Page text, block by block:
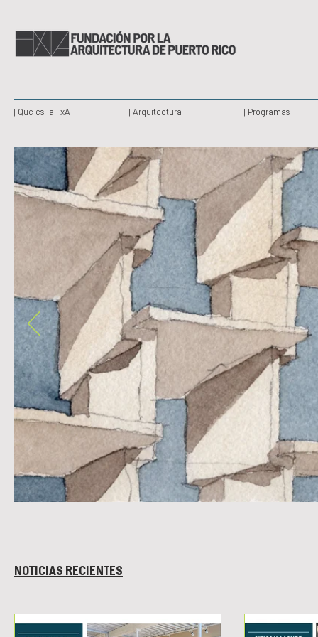
| Qué es la FxA | Arquitectura | Programas
NOTICIAS RECIENTES